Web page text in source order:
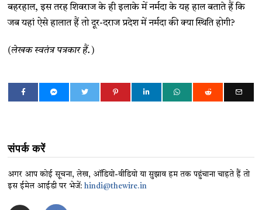
बहरहाल, इस तरह शिवराज के ही इलाके में नर्मदा के यह हाल बताते हैं कि
जब यहां ऐसे हालात हैं तो दूर-दराज प्रदेश में नर्मदा की क्या स्थिति होगी?
(लेखक स्वतंत्र पत्रकार हैं.)
संपर्क करें
अगर आप कोई सूचना, लेख, ऑडियो-वीडियो या सुझाव हम तक पहुंचाना चाहते हैं तो
इस ईमेल आईडी पर भेजें:hindi@thewire.in